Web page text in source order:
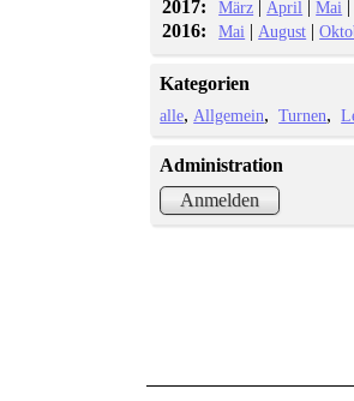
2017: März | April |Mai
2016: Mai | August |
Kategorien
alle Allgemein Turnen
Administration
Anmelden